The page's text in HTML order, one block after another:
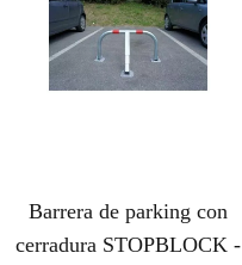
Barrera de parking con
cerradura STOPBLOCK -